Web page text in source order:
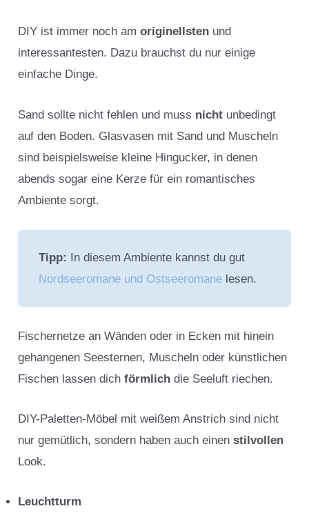
DIY ist immer noch amoriginellsten und
interessantesten. Dazu brauchst du nur einige
einfache Dinge.
Sand sollte nicht fehlen und muss nicht unbedingt
auf den Boden. Glasvasen mit Sand und Muscheln
sind beispielsweise kleine Hingucker, in denen
abends sogar eine Kerze für ein romantisches
Ambiente sorgt.
Tipp: In diesem Ambiente kannst du gut
Nordseeromane und Ostseeromane lesen.
Fischernetze an Wänden oder in Ecken mit hinein
gehangenen Seesternen, Muscheln oder künstlichen
Fischen lassen dichförmlich die Seeluft riechen.
DIY-Paletten-Möbel mit weißem Anstrich sind nicht
nur gemütlich, sondern haben auch einenstilvollen
Look.
Leuchtturm